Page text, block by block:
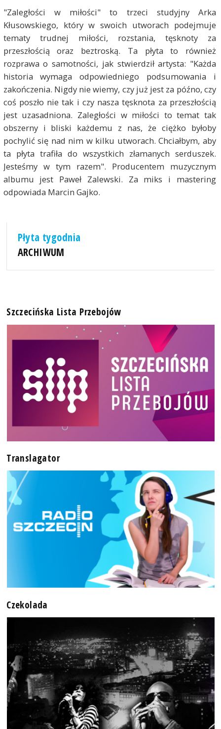
"Zaległości w miłości" to trzeci studyjny Arka
Kłusowskiego, który w swoich utworach podejmuje
tematy trudnej miłości, rozstania, tęsknoty za
przeszłością oraz beztroską. Ta płyta to również
rozprawa o samotności, jak stwierdził artysta: "Każda
historia wymaga odpowiedniego podsumowania i
zakończenia. Nigdy nie wiemy, czy już jest za późno, czy
coś poszło nie tak i czy nasza tęsknota za przeszłością
jest uzasadniona. Zaległości w miłości to temat tak
obszerny i bliski każdemu z nas, że ciężko byłoby
pochylić się nad nim w kilku utworach. Chciałbym, aby
ta płyta trafiła do wszystkich złamanych serduszek.
Jesteśmy w tym razem". Producentem muzycznym
albumu jest Paweł Zalewski. Za miks i mastering
odpowiada Marcin Gajko.
Płyta tygodnia
ARCHIWUM
Szczecińska Lista Przebojów
Translagator
Czekolada